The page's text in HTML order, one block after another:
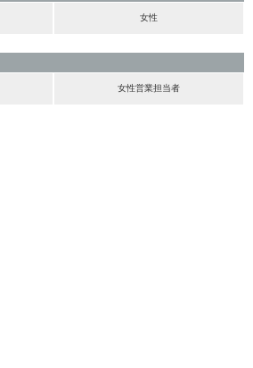
女性
女性営業担当者